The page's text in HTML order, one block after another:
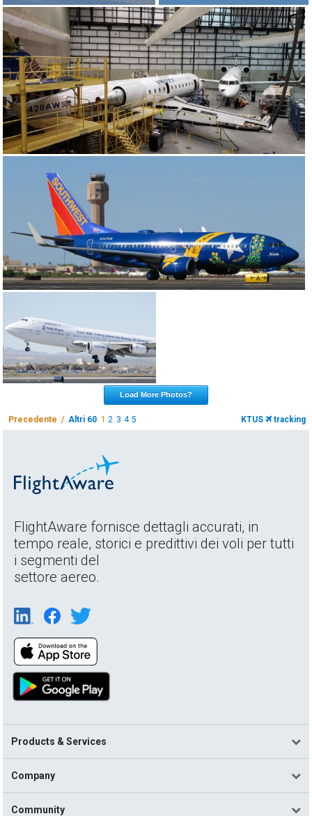
Load More Photos?
Precedente / Altri 60 1 2 3 4 5 KTUS tracking
FlightAware fornisce dettagli accurati, in
tempo reale, storici e predittivi dei voli per tutti
i segmenti del
settore aereo.
Products & Services
Company
Community